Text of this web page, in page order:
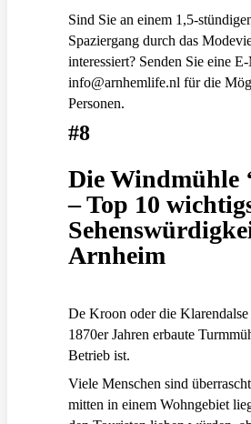
Sind Sie an einem 1,5-
Spaziergang durch das
interessiert? Senden Sie eine
info@arnhemlife.nl für die
Personen.
#8
Die Windmühle
– Top 10
Arnheim
De Kroon oder die
1870er Jahren erbaute
Betrieb ist.
Viele Menschen sind
mitten in einem Wohngebiet